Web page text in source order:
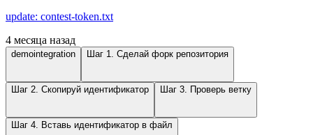
update: contest-token.txt
4 месяца назад
demointegration Шаг 1. Сделай форк репозитория
Шаг 2. Скопируй идентификатор Шаг 3. Проверь ветку
Шаг 4. Вставь идентификатор в файл